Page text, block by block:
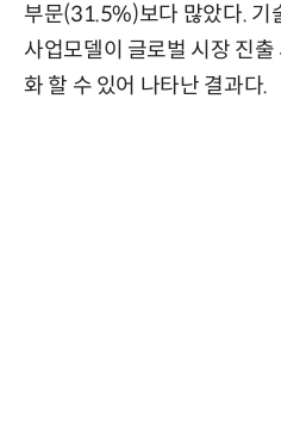
부문(31.5%)보다 많았다. 기
사업모델이 글로벌 시장 진
화 할 수 있어 나타난 결과다.